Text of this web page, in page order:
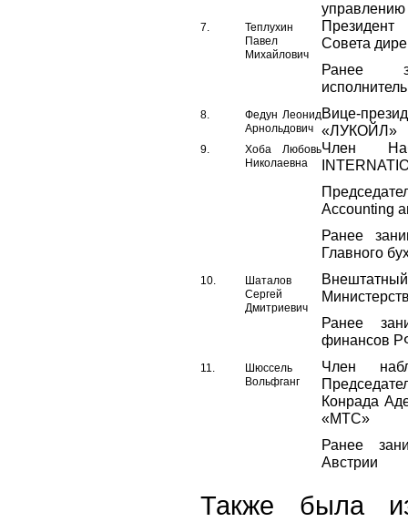
управлению
7.
Теплухин
Павел
Михайлович
Совета
Ранее
8.
Федун Леонид
Арнольдович
Вице-
«ЛУКОЙЛ»
9. Хоба Любовь
Николаевна
Член
Accounting
Ранее
Главного
10.
Шаталов
Сергей
Дмитриевич
Ранее
финансов
11.
Шюссель
Вольфганг
Член
Конрада
«МТС»
Ранее
Австрии
Также была